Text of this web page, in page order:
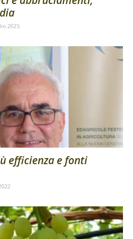
2025
efficienza e fonti